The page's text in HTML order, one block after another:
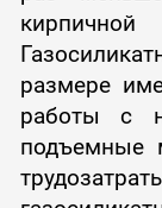
размере
работы с
подъемные